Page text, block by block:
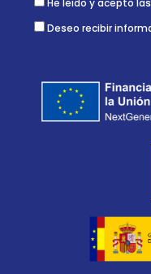
He leído y acepto
Deseo recibir